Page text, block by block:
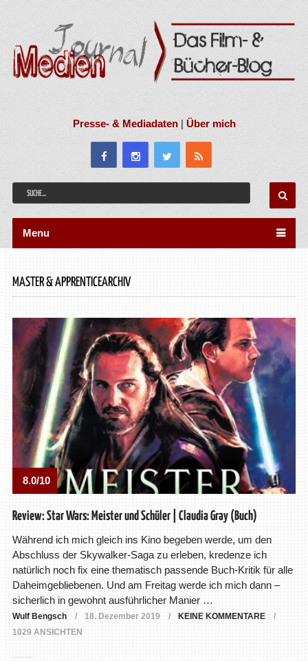
Presse- & Mediadaten|Über mich
Menu
MASTER & APPRENTICEARCHIV
8.0/10
Review: Star Wars: Meister und Schüler | Claudia Gray (Buch)
Während ich mich gleich ins Kino begeben werde, um den
Abschluss der Skywalker-Saga zu erleben, kredenze ich
natürlich noch fix eine thematisch passende Buch-Kritik für alle
Daheimgebliebenen. Und am Freitag werde ich mich dann –
sicherlich in gewohnt ausführlicher Manier …
Wulf Bengsch 18. Dezember 2019
KEINE KOMMENTARE
1029 ANSICHTEN